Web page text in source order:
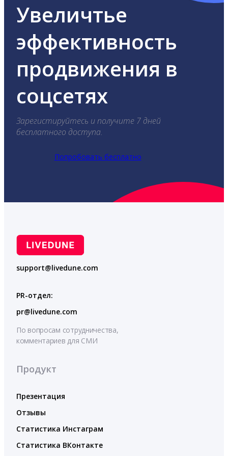
Увеличтье
эффективность
продвижения в
соцсетях
Зарегистируйтесь и получите 7 дней
бесплатного доступа.
Попробовать бесплатно
support@livedune.com
PR-отдел:
pr@livedune.com
По вопросам сотрудничества,
комментариев для СМИ
Продукт
Презентация
Отзывы
Статистика Инстаграм
Статистика ВКонтакте